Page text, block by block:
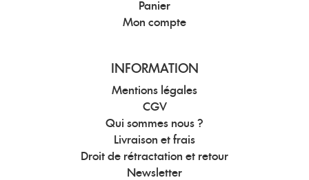
Panier
Mon compte
INFORMATION
Mentions légales
CGV
Qui sommes nous ?
Livraison et frais
Droit de rétractation et retour
Newsletter